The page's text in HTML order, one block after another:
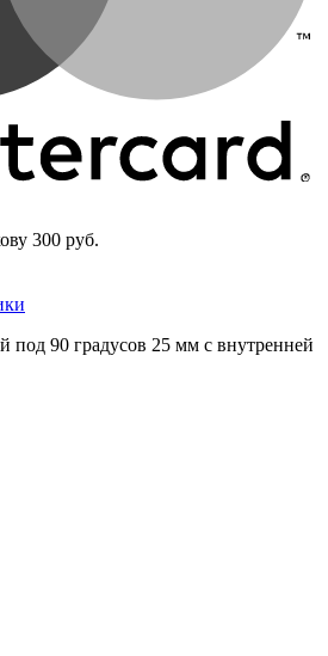
300 руб.
под 90 градусов 25 мм с внутренней